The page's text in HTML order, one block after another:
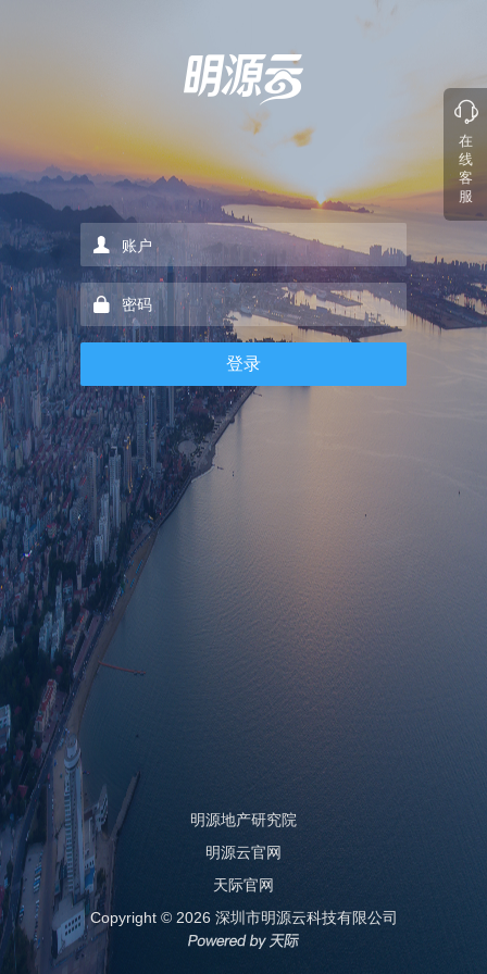
登录
明源地产研究院
明源云官网
天际官网
Copyright © 2026 深圳市明源云科技有限公司
在
线
客
服